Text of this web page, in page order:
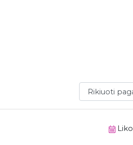
Rikiuoti pagal
Liko